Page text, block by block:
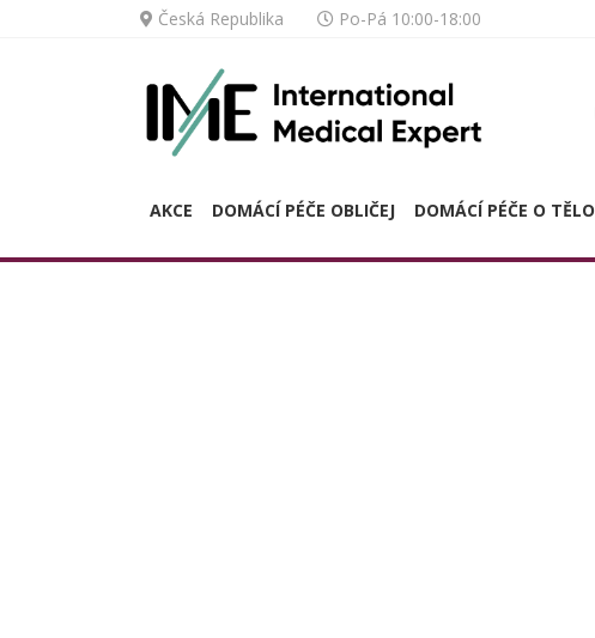
Česká Republika Po-Pá 10:00-18:00
AKCE DOMÁCÍ PÉČE OBLIČEJ DOMÁCÍ PÉČE O TĚLO